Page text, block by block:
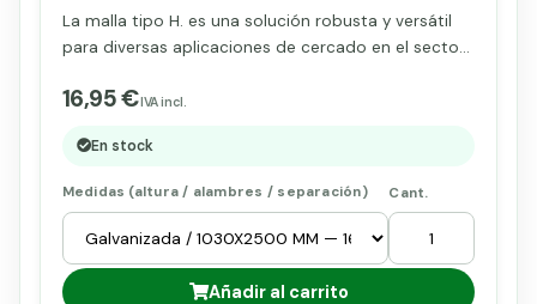
La malla tipo H. es una solución robusta y versátil
para diversas aplicaciones de cercado en el sector
materiales de alta calidad y resistencia, esta malla
delimitar áreas, proteger cultivos y asegurar
16,95 €IVA incl.
En stock
Medidas (altura / alambres / separación) Cant.
Añadir al carrito